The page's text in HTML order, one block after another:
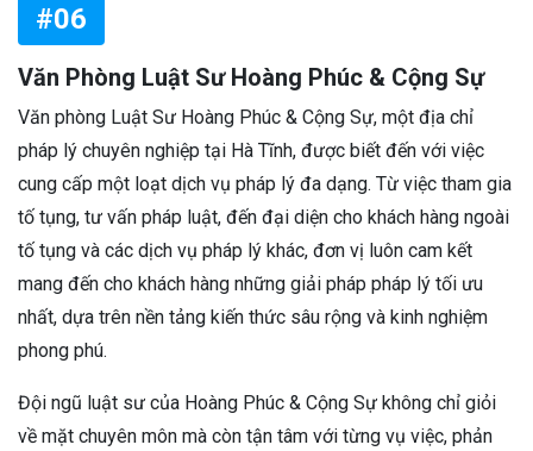
#06
Văn Phòng Luật Sư Hoàng Phúc & Cộng Sự
Văn phòng Luật Sư Hoàng Phúc & Cộng Sự, một địa chỉ
pháp lý chuyên nghiệp tại Hà Tĩnh, được biết đến với việc
cung cấp một loạt dịch vụ pháp lý đa dạng. Từ việc tham gia
tố tụng, tư vấn pháp luật, đến đại diện cho khách hàng ngoài
tố tụng và các dịch vụ pháp lý khác, đơn vị luôn cam kết
mang đến cho khách hàng những giải pháp pháp lý tối ưu
nhất, dựa trên nền tảng kiến thức sâu rộng và kinh nghiệm
phong phú.
Đội ngũ luật sư của Hoàng Phúc & Cộng Sự không chỉ giỏi
về mặt chuyên môn mà còn tận tâm với từng vụ việc, phản